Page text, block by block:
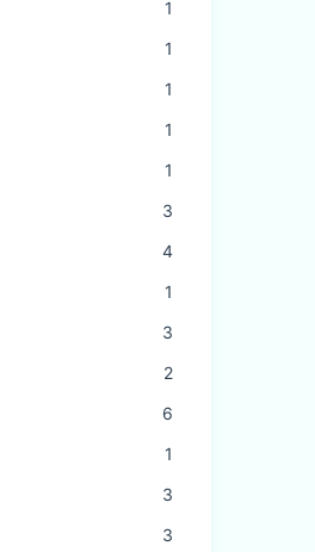
1
1
1
1
1
3
4
1
3
2
6
1
3
3